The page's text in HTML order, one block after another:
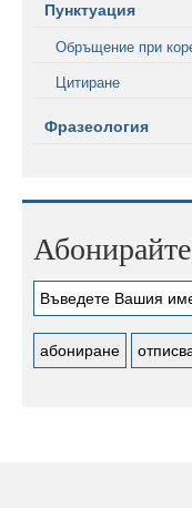
Пунктуация
Обръщение при
Цитиране
Фразеология